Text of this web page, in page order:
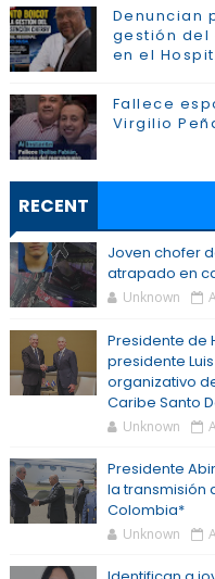
Denuncian
gestión del
en el
Fallece
Virgilio
RECENT
Joven chofer
atrapado en
Unknown
Presidente de
presidente
organizativo
Caribe Santo
Unknown
Presidente
la transmisión
Colombia*
Unknown